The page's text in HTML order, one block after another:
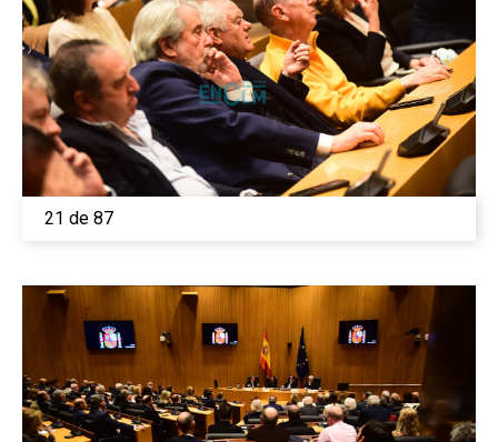
21 de 87